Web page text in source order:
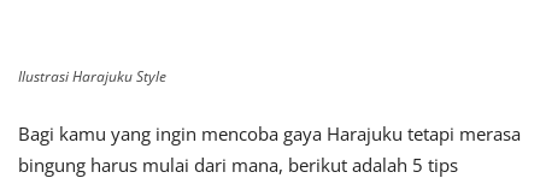
Ilustrasi Harajuku Style
Bagi kamu yang ingin mencoba gaya Harajuku tetapi merasa
bingung harus mulai dari mana, berikut adalah 5 tips